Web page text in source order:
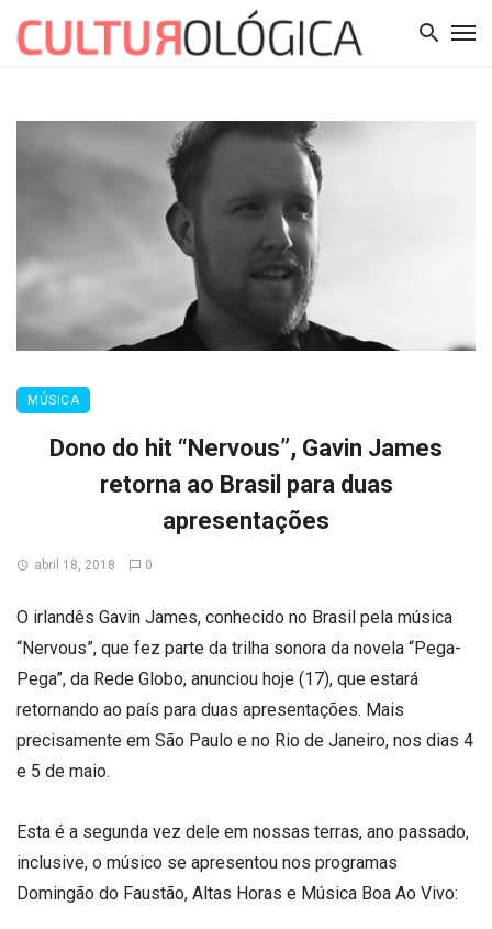
MÚSICA
Dono do hit “Nervous”, Gavin James
retorna ao Brasil para duas
apresentações
abril 18, 2018 0
O irlandês Gavin James, conhecido no Brasil pela música
“Nervous”, que fez parte da trilha sonora da novela “Pega-
Pega”, da Rede Globo, anunciou hoje (17), que estará
retornando ao país para duas apresentações. Mais
precisamente em São Paulo e no Rio de Janeiro, nos dias 4
e 5 de maio.
Esta é a segunda vez dele em nossas terras, ano passado,
inclusive, o músico se apresentou nos programas
Domingão do Faustão, Altas Horas e Música Boa Ao Vivo: